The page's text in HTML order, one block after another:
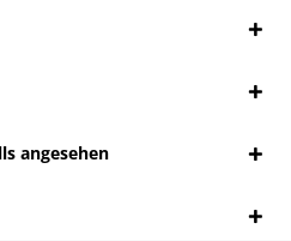
angesehen